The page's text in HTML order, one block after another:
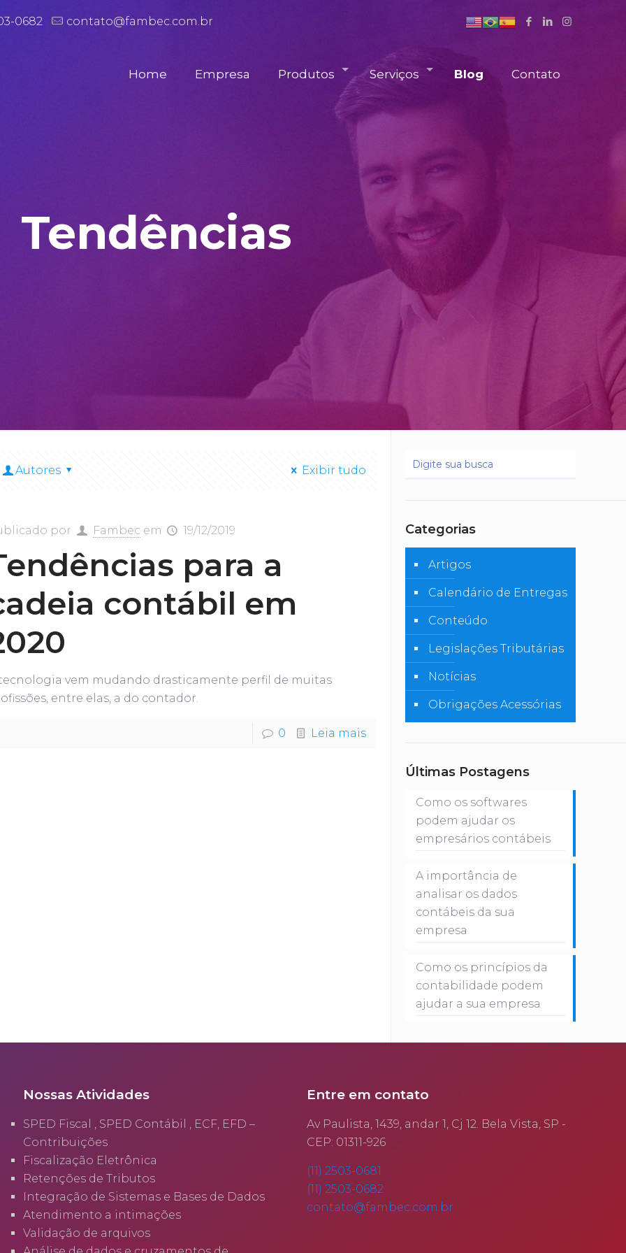
0682 contato@fambec.com.br
Home Empresa Produtos Serviços Blog Contato
Tendências
Autores Exibir tudo
por Fambec em 19/12/2019
para a
contábil em
vem mudando drasticamente perfil de muitas
entre elas, a do contador.
0 Leia mais
Categorias
Artigos
Calendário de Entregas
Conteúdo
Legislações Tributárias
Notícias
Obrigações Acessórias
Últimas Postagens
Como os softwares
podem ajudar os
empresários contábeis
A importância de
analisar os dados
contábeis da sua
empresa
Como os princípios da
contabilidade podem
ajudar a sua empresa
Nossas Atividades
SPED Fiscal , SPED Contábil , ECF, EFD –
Contribuições
Fiscalização Eletrônica
Retenções de Tributos
Integração de Sistemas e Bases de Dados
Atendimento a intimações
Validação de arquivos
Entre em contato
Av Paulista, 1439, andar 1, Cj 12. Bela Vista, SP -
CEP: 01311-926
(11) 2503-0681
(11) 2503-0682
contato@fambec.com.br